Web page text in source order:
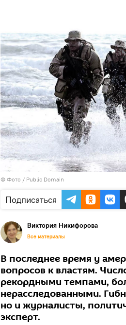
© Фото / Public Domain
Подписаться
Виктория Никифорова
Все материалы
В последнее время у
вопросов к властям.
рекордными темпами,
нерасследованными.
но и журналисты,
эксперт.